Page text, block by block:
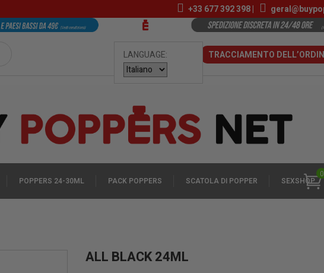
+33 677 392 398|
LANGUAGE: TRACCIAMENTO
0
POPPERS 24-30ML PACK POPPERS SCATOLA DI POPPER SEXSHOP
ALL BLACK 24ML